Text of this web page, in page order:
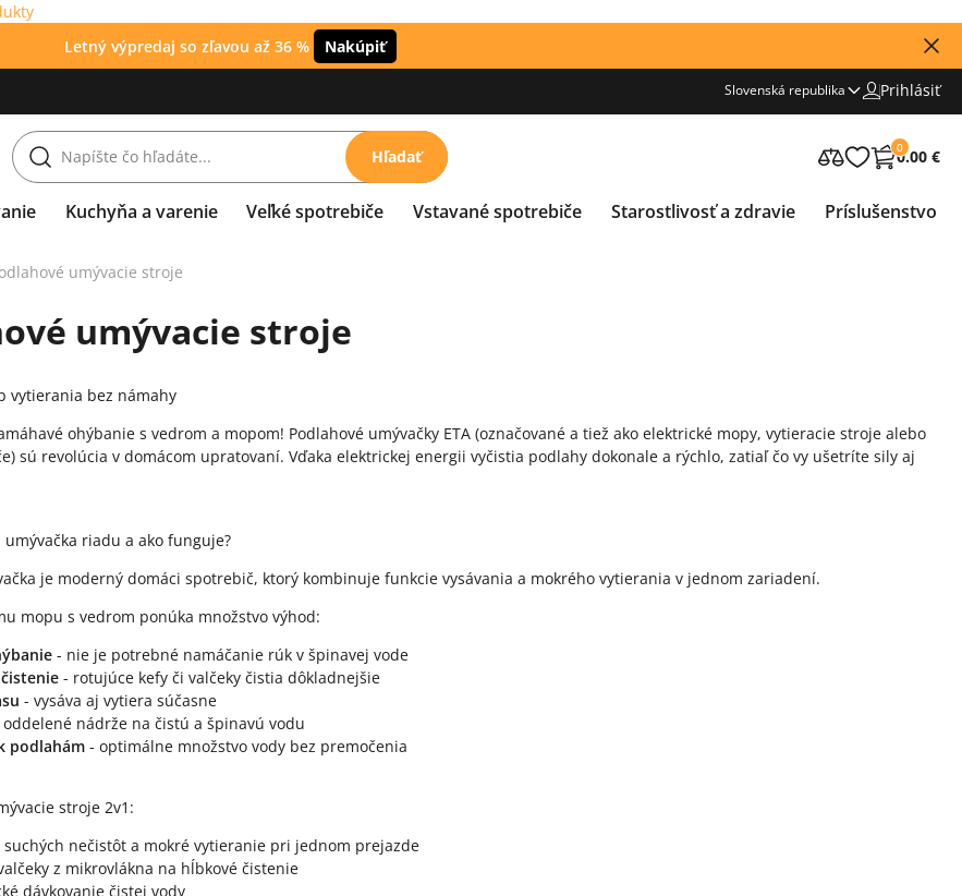
Letný výpredaj so zľavou až 36 %
Nakúpiť
Slovenská republika Prihlásiť
Hľadať 0
0.00 €
Kuchyňa a varenie Veľké spotrebiče Vstavané spotrebiče Starostlivosť a zdravie Príslušenstvo
umývacie stroje
umývacie stroje
vytierania bez námahy
ohýbanie s vedrom a mopom! Podlahové umývačky ETA (označované a tiež ako elektrické mopy, vytieracie stroje alebo
sú revolúcia v domácom upratovaní. Vďaka elektrickej energii vyčistia podlahy dokonale a rýchlo, zatiaľ čo vy ušetríte sily aj
umývačka riadu a ako funguje?
je moderný domáci spotrebič, ktorý kombinuje funkcie vysávania a mokrého vytierania v jednom zariadení.
mopu s vedrom ponúka množstvo výhod:
- nie je potrebné namáčanie rúk v špinavej vode
- rotujúce kefy či valčeky čistia dôkladnejšie
- vysáva aj vytiera súčasne
oddelené nádrže na čistú a špinavú vodu
podlahám - optimálne množstvo vody bez premočenia
stroje 2v1:
suchých nečistôt a mokré vytieranie pri jednom prejazde
z mikrovlákna na hĺbkové čistenie
dávkovanie čistej vody